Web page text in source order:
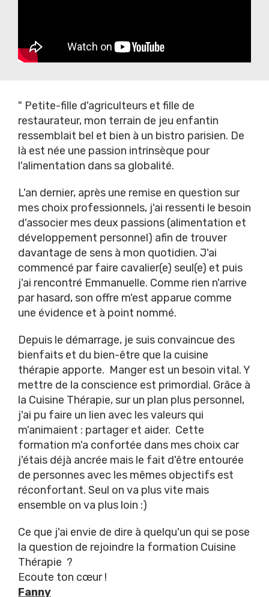
" Petite-fille d'agriculteurs et fille de
restaurateur, mon terrain de jeu enfantin
ressemblait bel et bien à un bistro parisien. De
là est née une passion intrinsèque pour
l'alimentation dans sa globalité.
L'an dernier, après une remise en question sur
mes choix professionnels, j'ai ressenti le besoin
d'associer mes deux passions (alimentation et
développement personnel) afin de trouver
davantage de sens à mon quotidien. J'ai
commencé par faire cavalier(e) seul(e) et puis
j'ai rencontré Emmanuelle. Comme rien n'arrive
par hasard, son offre m'est apparue comme
une évidence et à point nommé.
Depuis le démarrage, je suis convaincue des
bienfaits et du bien-être que la cuisine
thérapie apporte. Manger est un besoin vital. Y
mettre de la conscience est primordial. Grâce à
la Cuisine Thérapie, sur un plan plus personnel,
j'ai pu faire un lien avec les valeurs qui
m'animaient : partager et aider. Cette
formation m'a confortée dans mes choix car
j'étais déjà ancrée mais le fait d'être entourée
de personnes avec les mêmes objectifs est
réconfortant. Seul on va plus vite mais
ensemble on va plus loin :)
Ce que j'ai envie de dire à quelqu'un qui se pose
la question de rejoindre la formation Cuisine
Thérapie ?
Ecoute ton cœur !
Fanny